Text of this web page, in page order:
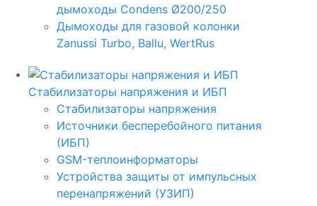
дымоходы Condens Ø200/250
Дымоходы для газовой колонки
Zanussi Turbo, Ballu, WertRus
Стабилизаторы напряжения и ИБП
Стабилизаторы напряжения
Источники бесперебойного питания
(ИБП)
GSM-теплоинформаторы
Устройства защиты от импульсных
перенапряжений (УЗИП)